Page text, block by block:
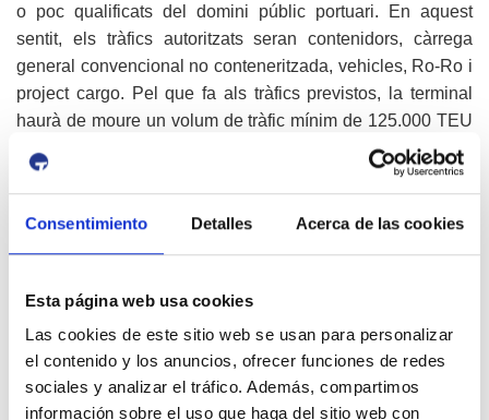
Consentimiento Detalles Acerca de las cookies
Esta página web usa cookies
Las cookies de este sitio web se usan para personalizar
el contenido y los anuncios, ofrecer funciones de redes
sociales y analizar el tráfico. Además, compartimos
información sobre el uso que haga del sitio web con
o poc qualificats del domini públic portuari. En aquest
sentit, els tràfics autoritzats seran contenidors, càrrega
general convencional no conteneritzada, vehicles, Ro-Ro i
project cargo. Pel que fa als tràfics previstos, la terminal
haurà de moure un volum de tràfic mínim de 125.000 TEU
La licitació de la terminal polivalent del Moll d’Andalusia
que actuï com a soci estratègic, amb capacitat de generar
activitat econòmica estable i transformadora així com llocs
de feina qualificats. L’operador de la terminal ha de tenir
visió de llarg termini respecte a la seva implantació al Port
i una estratègia alineada amb la de l’APT; així com